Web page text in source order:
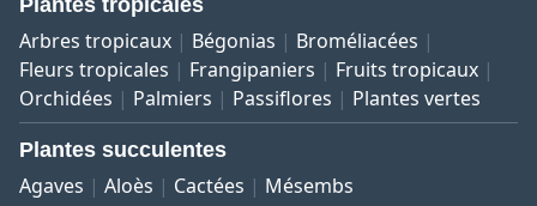
Arbres tropicaux Bégonias
Broméliacées
Fleurs tropicales
Frangipaniers
Fruits tropicaux
Orchidées
Palmiers Passiflores Plantes vertes
Plantes succulentes
Agaves Aloès Cactées Mésembs